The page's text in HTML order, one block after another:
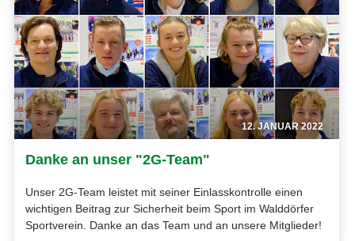
12. JANUAR 2022
Danke an unser "2G-Team"
Unser 2G-Team leistet mit seiner Einlasskontrolle einen
wichtigen Beitrag zur Sicherheit beim Sport im Walddörfer
Sportverein. Danke an das Team und an unsere Mitglieder!